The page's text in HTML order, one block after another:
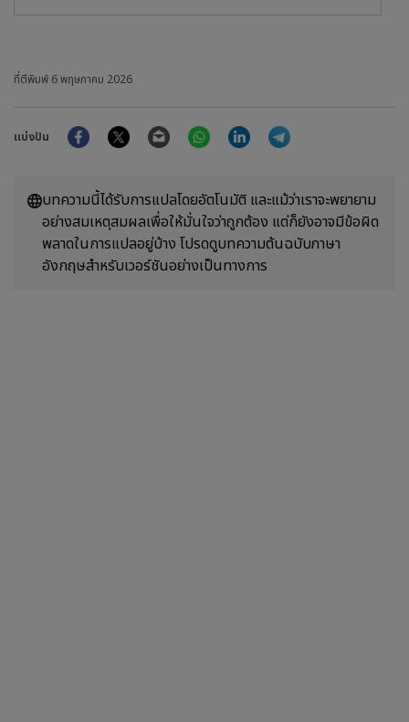
ที่ตีพิมพ์ 6 พฤษภาคม 2026
แบ่งปัน
FacebookTwitter Email WhatsAppLinkedIn
บทความนี้ได้รับการแปลโดยอัตโนมัติ และแม้ว่าเราจะพยายาม
อย่างสมเหตุสมผลเพื่อให้มั่นใจว่าถูกต้อง แต่ก็ยังอาจมีข้อผิด
พลาดในการแปลอยู่บ้าง โปรดดูบทความต้นฉบับภาษา
อังกฤษสำหรับเวอร์ชันอย่างเป็นทางการ